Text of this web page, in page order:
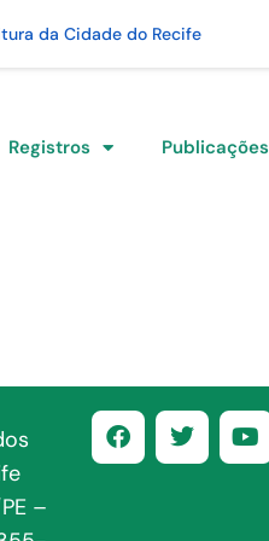
da Cidade do Recife
Registros Publicações
–